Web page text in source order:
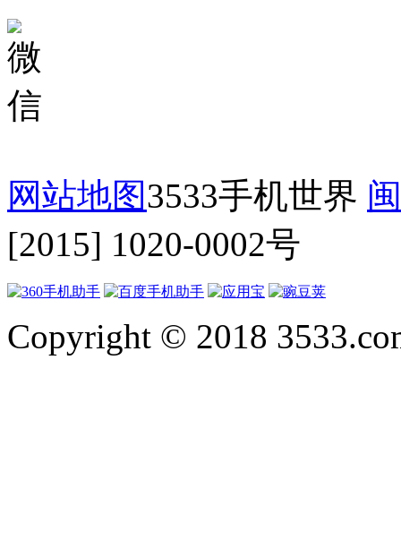
网站地图3533手机世界
[2015] 1020-0002号
Copyright © 2018